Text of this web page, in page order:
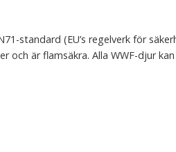
standard (EU’s regelverk för
och är flamsäkra. Alla WWF-djur